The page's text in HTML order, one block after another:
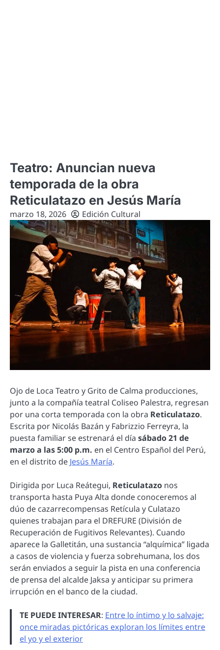
Teatro: Anuncian nueva
temporada de la obra
Reticulatazo en Jesús María
marzo 18, 2026 Edición Cultural
Ojo de Loca Teatro y Grito de Calma producciones,
junto a la compañía teatral Coliseo Palestra, regresan
por una corta temporada con la obra Reticulatazo.
Escrita por Nicolás Bazán y Fabrizzio Ferreyra, la
puesta familiar se estrenará el día sábado 21 de
marzo a las 5:00 p.m. en el Centro Español del Perú,
en el distrito de Jesús María.
Dirigida por Luca Reátegui, Reticulatazo nos
transporta hasta Puya Alta donde conoceremos al
dúo de cazarrecompensas Retícula y Culatazo
quienes trabajan para el DREFURE (División de
Recuperación de Fugitivos Relevantes). Cuando
aparece la Galletitán, una sustancia “alquímica” ligada
a casos de violencia y fuerza sobrehumana, los dos
serán enviados a seguir la pista en una conferencia
de prensa del alcalde Jaksa y anticipar su primera
irrupción en el banco de la ciudad.
TE PUEDE INTERESAR: Entre lo íntimo y lo salvaje:
once miradas pictóricas exploran los límites entre
el yo y el exterior